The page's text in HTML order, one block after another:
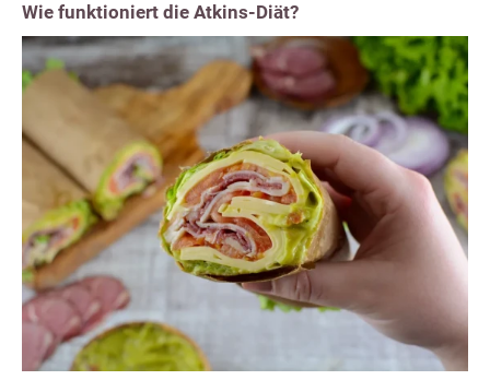
Wie funktioniert die Atkins-Diät?